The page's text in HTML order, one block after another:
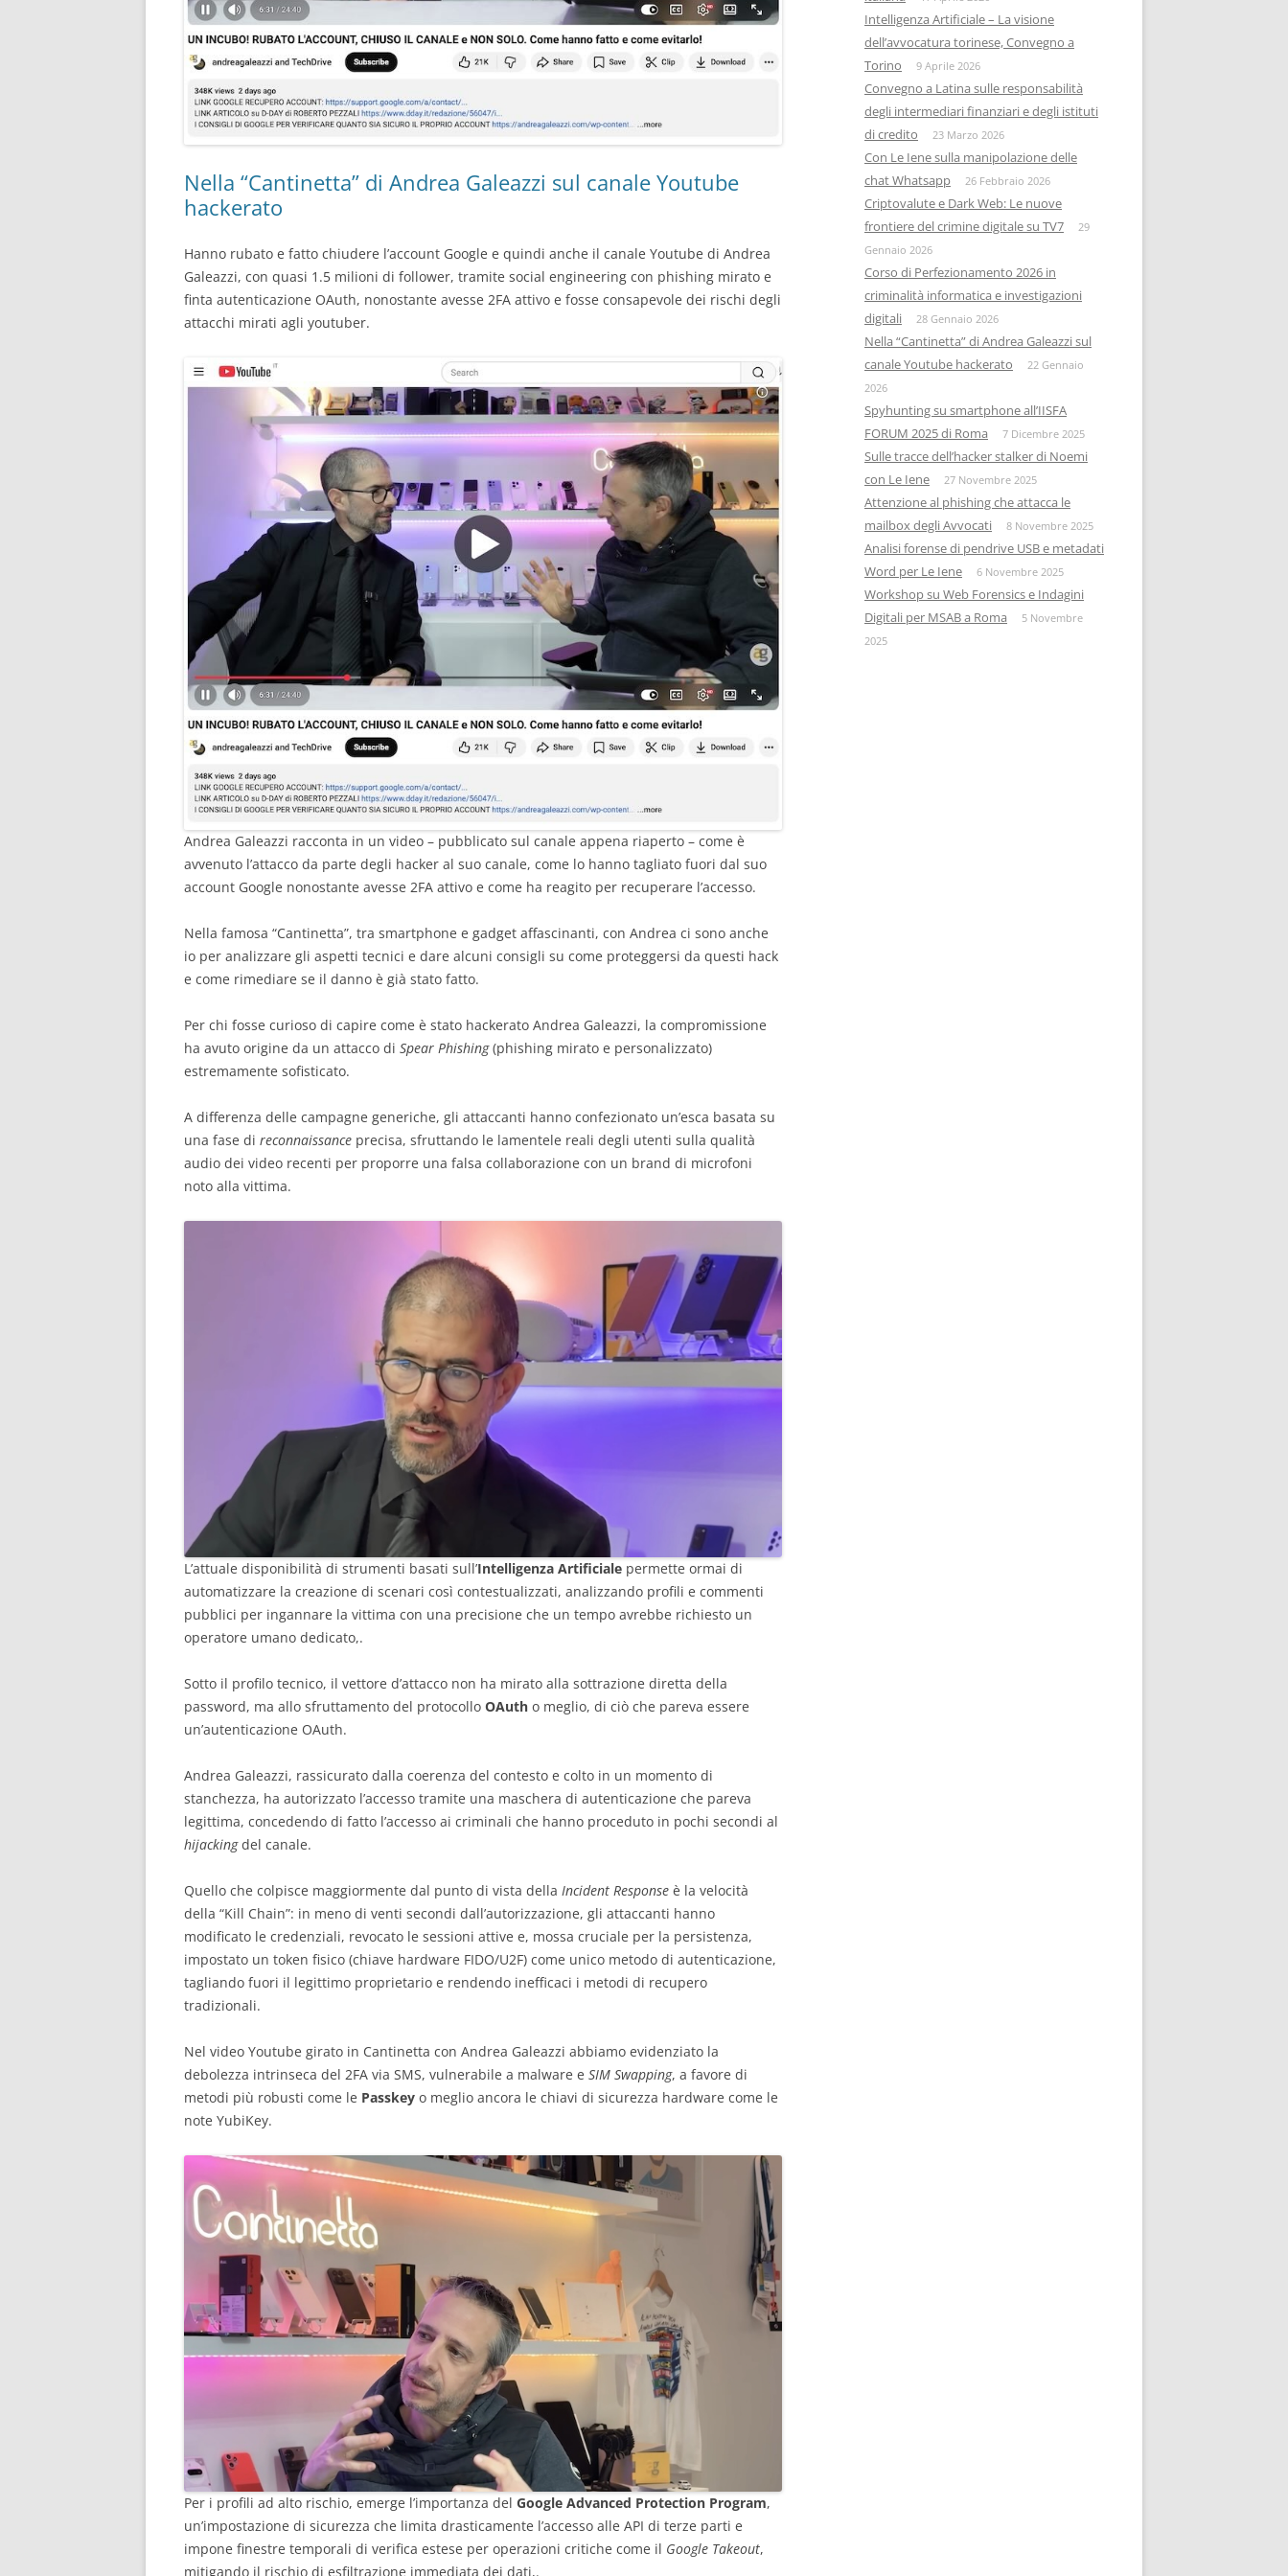
Nella “Cantinetta” di Andrea Galeazzi sul canale Youtube
hackerato
Hanno rubato e fatto chiudere l’account Google e quindi anche il canale Youtube di Andrea
Galeazzi, con quasi 1.5 milioni di follower, tramite social engineering con phishing mirato e
finta autenticazione OAuth, nonostante avesse 2FA attivo e fosse consapevole dei rischi degli
attacchi mirati agli youtuber.
Andrea Galeazzi racconta in un video – pubblicato sul canale appena riaperto – come è
avvenuto l’attacco da parte degli hacker al suo canale, come lo hanno tagliato fuori dal suo
account Google nonostante avesse 2FA attivo e come ha reagito per recuperare l’accesso.
Nella famosa “Cantinetta”, tra smartphone e gadget affascinanti, con Andrea ci sono anche
io per analizzare gli aspetti tecnici e dare alcuni consigli su come proteggersi da questi hack
e come rimediare se il danno è già stato fatto.
Per chi fosse curioso di capire come è stato hackerato Andrea Galeazzi, la compromissione
ha avuto origine da un attacco di Spear Phishing(phishing mirato e personalizzato)
estremamente sofisticato.
A differenza delle campagne generiche, gli attaccanti hanno confezionato un’esca basata su
una fase di reconnaissance precisa, sfruttando le lamentele reali degli utenti sulla qualità
audio dei video recenti per proporre una falsa collaborazione con un brand di microfoni
noto alla vittima.
L’attuale disponibilità di strumenti basati sull’Intelligenza Artificiale permette ormai di
automatizzare la creazione di scenari così contestualizzati, analizzando profili e commenti
pubblici per ingannare la vittima con una precisione che un tempo avrebbe richiesto un
operatore umano dedicato,.
Sotto il profilo tecnico, il vettore d’attacco non ha mirato alla sottrazione diretta della
password, ma allo sfruttamento del protocollo OAuth o meglio, di ciò che pareva essere
un’autenticazione OAuth.
Andrea Galeazzi, rassicurato dalla coerenza del contesto e colto in un momento di
stanchezza, ha autorizzato l’accesso tramite una maschera di autenticazione che pareva
legittima, concedendo di fatto l’accesso ai criminali che hanno proceduto in pochi secondi al
hijackingdel canale.
Quello che colpisce maggiormente dal punto di vista della Incident Response è la velocità
della “Kill Chain”: in meno di venti secondi dall’autorizzazione, gli attaccanti hanno
modificato le credenziali, revocato le sessioni attive e, mossa cruciale per la persistenza,
impostato un token fisico (chiave hardware FIDO/U2F) come unico metodo di autenticazione,
tagliando fuori il legittimo proprietario e rendendo inefficaci i metodi di recupero
tradizionali.
Nel video Youtube girato in Cantinetta con Andrea Galeazzi abbiamo evidenziato la
debolezza intrinseca del 2FA via SMS, vulnerabile a malware e SIM Swapping, a favore di
metodi più robusti come le Passkey o meglio ancora le chiavi di sicurezza hardware come le
note YubiKey.
Per i profili ad alto rischio, emerge l’importanza del Google Advanced Protection Program,
un’impostazione di sicurezza che limita drasticamente l’accesso alle API di terze parti e
impone finestre temporali di verifica estese per operazioni critiche come il Google Takeout,
mitigando il rischio di esfiltrazione immediata dei dati,.
Intelligenza Artificiale – La visione
dell’avvocatura torinese, Convegno a
Torino
9 Aprile 2026
Convegno a Latina sulle responsabilità
degli intermediari finanziari e degli istituti
di credito
23 Marzo 2026
Con Le Iene sulla manipolazione delle
chat Whatsapp
26 Febbraio 2026
Criptovalute e Dark Web: Le nuove
frontiere del crimine digitale su TV7
29
Gennaio 2026
Corso di Perfezionamento 2026 in
criminalità informatica e investigazioni
digitali
28 Gennaio 2026
Nella “Cantinetta” di Andrea Galeazzi sul
canale Youtube hackerato
22 Gennaio
2026
Spyhunting su smartphone all’IISFA
FORUM 2025 di Roma
7 Dicembre 2025
Sulle tracce dell’hacker stalker di Noemi
con Le Iene
27 Novembre 2025
Attenzione al phishing che attacca le
mailbox degli Avvocati
8 Novembre 2025
Analisi forense di pendrive USB e metadati
Word per Le Iene
6 Novembre 2025
Workshop su Web Forensics e Indagini
Digitali per MSAB a Roma
5 Novembre
2025